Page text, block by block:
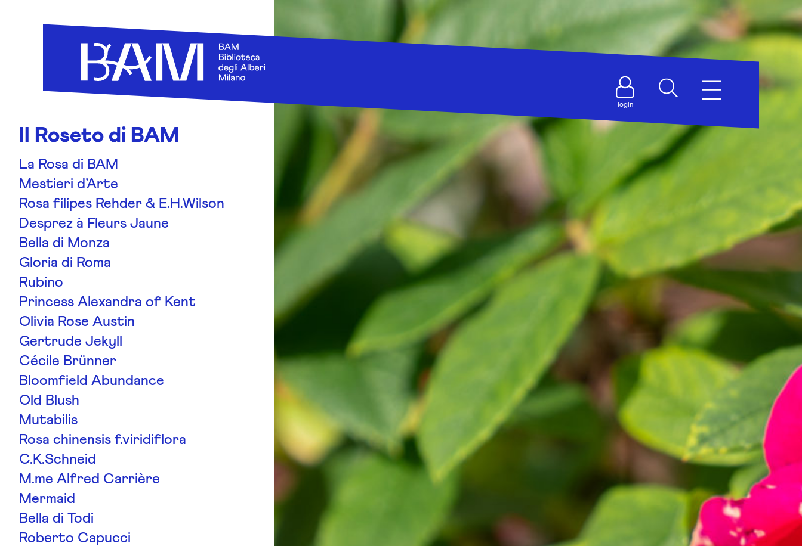
login
Il Roseto di BAM
La Rosa di BAM
Mestieri d’Arte
Rosa filipes Rehder & E.H.Wilson
Desprez à Fleurs Jaune
Bella di Monza
Gloria di Roma
Rubino
Princess Alexandra of Kent
Olivia Rose Austin
Gertrude Jekyll
Cécile Brünner
Bloomfield Abundance
Old Blush
Mutabilis
Rosa chinensis f.viridiflora
C.K.Schneid
M.me Alfred Carrière
Mermaid
Bella di Todi
Roberto Capucci